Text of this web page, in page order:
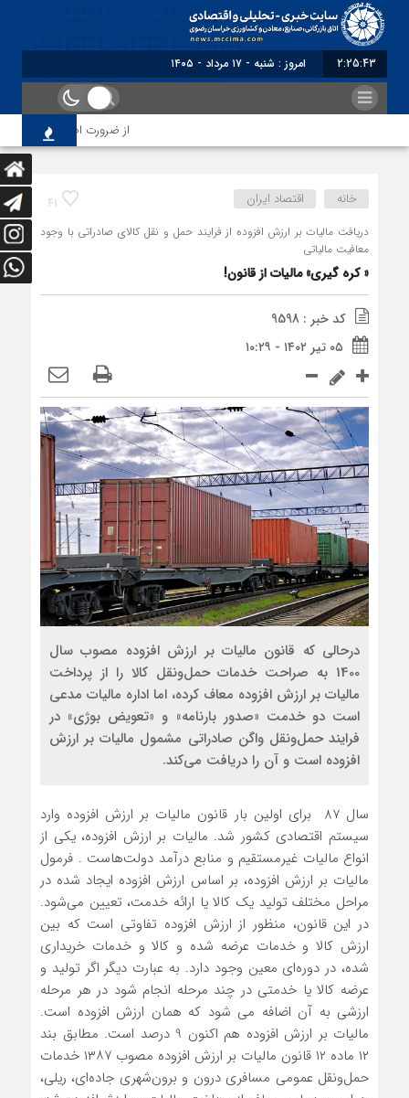
2:25:43 امروز : شنبه - ۱۷ مرداد - ۱۴۰۵
از ضرورت اصلاح رویه‌های
41 خانه اقتصاد ایران
دریافت مالیات بر ارزش افزوده از فرایند حمل و نقل کالای صادراتی با وجود
معافیت مالیاتی
« کره گیری» مالیات از قانون!
کد خبر : 9598
۰۵ تیر ۱۴۰۲ - ۱۰:۲۹
درحالی‌ که قانون مالیات بر ارزش ‌افزوده مصوب سال
1400 به صراحت خدمات حمل‌ونقل کالا را از پرداخت
مالیات بر ارزش ‌افزوده معاف کرده، اما اداره مالیات مدعی
است دو خدمت «صدور بارنامه» و «تعویض بوژی» در
فرایند حمل‌ونقل واگن صادراتی مشمول مالیات بر ارزش
‌افزوده است و آن را دریافت می‌کند.
سال 87 برای اولین بار قانون مالیات بر ارزش ‌افزوده وارد
سیستم اقتصادی کشور شد. مالیات بر ارزش ‌افزوده، یکی از
انواع مالیات غیرمستقیم و منابع درآمد دولت‌هاست . فرمول
مالیات بر ارزش‌ افزوده، بر اساس ارزش‌ افزوده ایجاد شده در
مراحل مختلف تولید یک کالا یا ارائه خدمت، تعیین می‌شود.
در این قانون، منظور از ارزش‌ افزوده تفاوتی است که بین
ارزش کالا و خدمات عرضه ‌شده و کالا و خدمات خریداری‌
شده، در دوره‌ای معین وجود دارد. به‌ عبارت‌ دیگر اگر تولید و
عرضه کالا یا خدمتی در چند مرحله انجام شود در هر مرحله
ارزشی به آن اضافه می‌ شود که همان ارزش ‌افزوده است.
مالیات بر ارزش ‌افزوده هم اکنون 9 درصد است. مطابق بند
۱۲ ماده ۱۲ قانون مالیات بر ارزش ‌افزوده مصوب ۱۳۸۷ خدمات
حمل‌ونقل عمومی مسافری درون و برون‌شهری جاده‌ای، ریلی،